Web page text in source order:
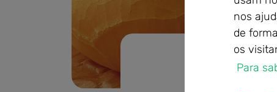
...
nos
de
os
Para